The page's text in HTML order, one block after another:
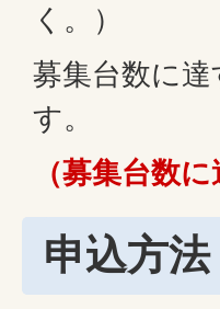
く。）
募集台数に達
す。
（募集台数
申込方法